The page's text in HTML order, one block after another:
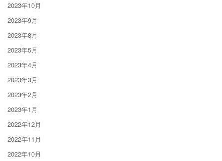
2023年10月
2023年9月
2023年8月
2023年5月
2023年4月
2023年3月
2023年2月
2023年1月
2022年12月
2022年11月
2022年10月